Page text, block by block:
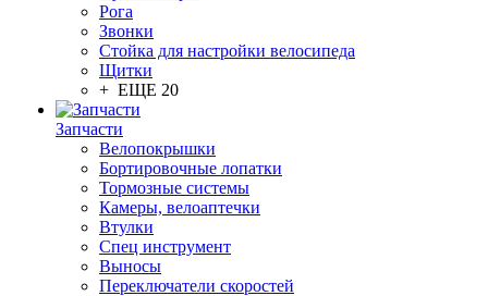
Рога
Звонки
Стойка для настройки велосипеда
Щитки
+ ЕЩЕ 20
Запчасти
Велопокрышки
Бортировочные лопатки
Тормозные системы
Камеры, велоаптечки
Втулки
Спец инструмент
Выносы
Переключатели скоростей